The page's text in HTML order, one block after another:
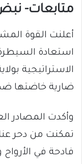
متابعات-
أعلنت القوة
استعادة
الاستراتيجية
ضارية خاضتها
وأكدت المصادر
تمكنت من دحر
فادحة في الأرواح